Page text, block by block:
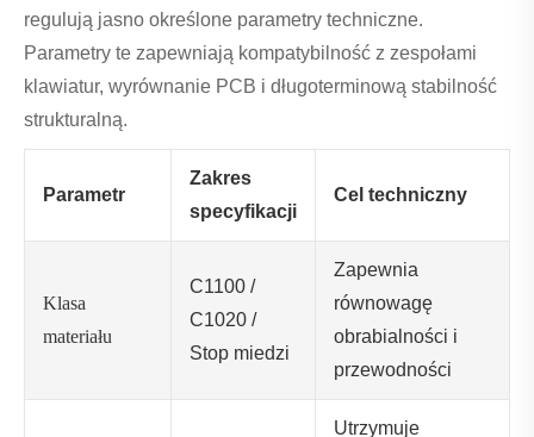
regulują jasno określone parametry techniczne.
Parametry te zapewniają kompatybilność z zespołami
klawiatur, wyrównanie PCB i długoterminową stabilność
strukturalną.
Parametr
Zakres
specyfikacji
Cel techniczny
Klasa
materiału
C1100 /
C1020 /
Stop miedzi
Zapewnia
równowagę
obrabialności i
przewodności
Utrzymuje